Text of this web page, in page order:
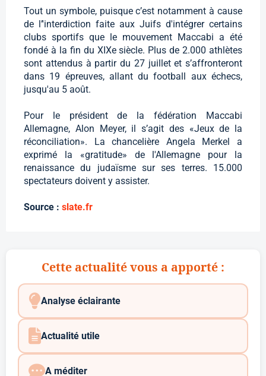
Tout un symbole, puisque c’est notamment à cause
de l’'interdiction faite aux Juifs d'intégrer certains
clubs sportifs que le mouvement Maccabi a été
fondé à la fin du XIXe siècle. Plus de 2.000 athlètes
sont attendus à partir du 27 juillet et s’affronteront
dans 19 épreuves, allant du football aux échecs,
jusqu'au 5 août.
Pour le président de la fédération Maccabi
Allemagne, Alon Meyer, il s’agit des «Jeux de la
réconciliation». La chancelière Angela Merkel a
exprimé la «gratitude» de l'Allemagne pour la
renaissance du judaïsme sur ses terres. 15.000
spectateurs doivent y assister.
Source : slate.fr
Cette actualité vous a apporté :
Analyse éclairante
Actualité utile
A méditer